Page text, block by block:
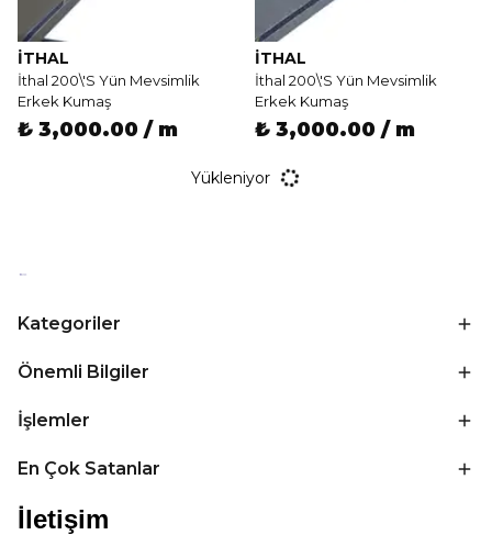
İTHAL
İthal 200\'S Yün Mevsimlik
Erkek Kumaş
₺ 3,000.00 / m
İTHAL
İthal 200\'S Yün Mevsimlik
Erkek Kumaş
₺ 3,000.00 / m
Yükleniyor
Kategoriler
Önemli Bilgiler
İşlemler
En Çok Satanlar
İletişim